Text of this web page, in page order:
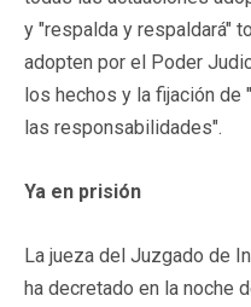
y "respalda y respaldará"
adopten por el Poder
los hechos y la fijación de
las responsabilidades".
Ya en prisión
La jueza del Juzgado de
ha decretado en la noche